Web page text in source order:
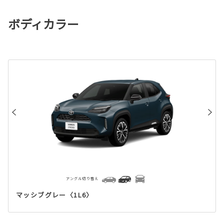
ボディカラー
マッシブグレー〈1L6〉
アングル切り替え